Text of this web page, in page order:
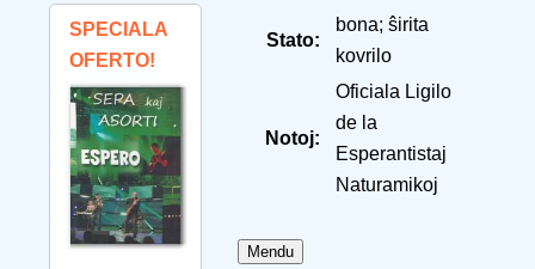
SPECIALA
OFERTO!
Stato:
bona; ŝirita
kovrilo
Notoj:
Oficiala Ligilo
de la
Esperantistaj
Naturamikoj